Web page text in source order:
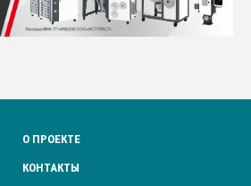
О ПРОЕКТЕ
КОНТАКТЫ